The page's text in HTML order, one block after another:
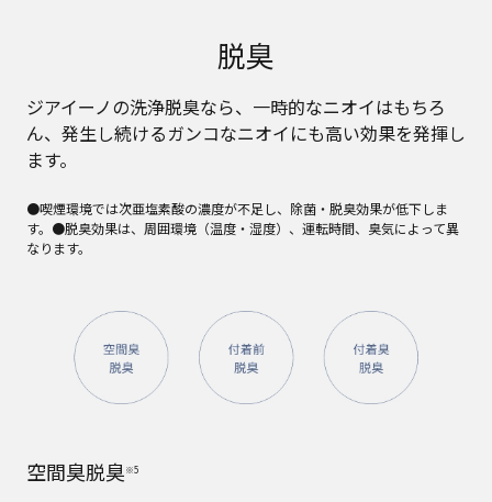
脱臭
ジアイーノの洗浄脱臭なら、一時的なニオイはもちろ
ん、発生し続けるガンコなニオイにも高い効果を発揮し
ます。
●喫煙環境では次亜塩素酸の濃度が不足し、除菌・脱臭効果が低下しま
す。●脱臭効果は、周囲環境（温度・湿度）、運転時間、臭気によって異
なります。
空間臭脱臭※5